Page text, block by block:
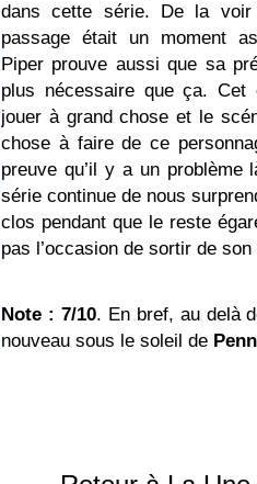
dans cette série. De la
passage était un moment
Piper prouve aussi que sa
plus nécessaire que ça.
jouer à grand chose et le
chose à faire de ce
preuve qu’il y a un problème
série continue de nous
clos pendant que le reste
pas l’occasion de sortir de
Note : 7/10. En bref, au delà
nouveau sous le soleil de